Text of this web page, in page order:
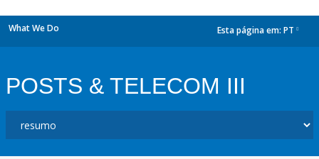
What We Do Esta página em: PT
POSTS & TELECOM III